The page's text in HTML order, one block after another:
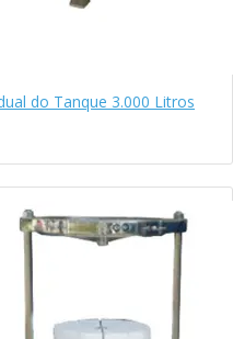
do Tanque 3.000 Litros